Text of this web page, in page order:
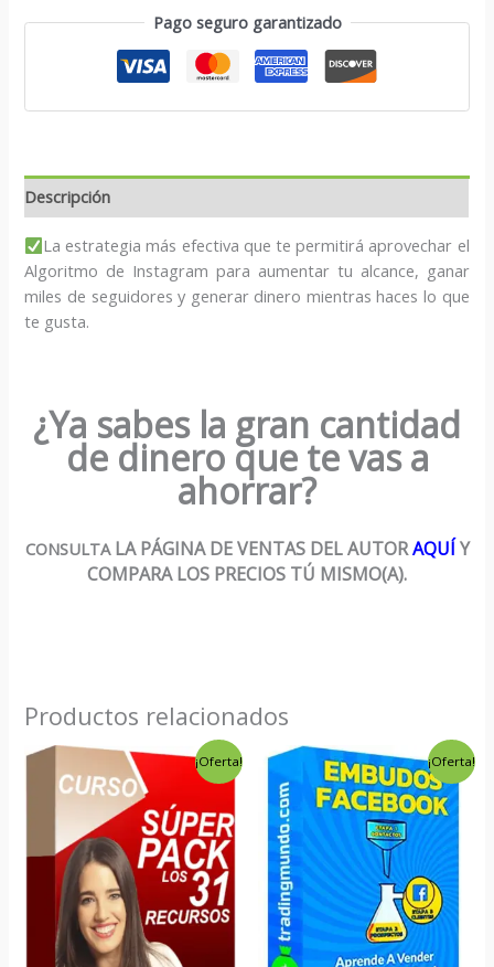
Pago seguro garantizado
Descripción
La estrategia más efectiva que te permitirá aprovechar el
Algoritmo de Instagram para aumentar tu alcance, ganar
miles de seguidores y generar dinero mientras haces lo que
te gusta.
¿Ya sabes la gran cantidad
de dinero que te vas a
ahorrar?
CONSULTALA PÁGINA DE VENTAS DEL AUTORAQUÍ Y
COMPARA LOS PRECIOS TÚ MISMO(A).
Productos relacionados
¡Oferta!
El
precio
original
$47.00.
El
precio
actual
es:
$6.00.
¡Oferta!
El
precio
original
era:
El
precio
actual
es:
$4.00.